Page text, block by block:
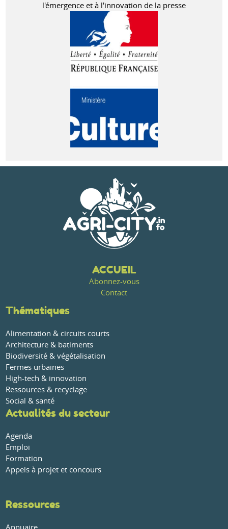
l'émergence et à l'innovation de la presse
ACCUEIL
Abonnez-vous
Contact
Thématiques
Alimentation & circuits courts
Architecture & batiments
Biodiversité & végétalisation
Fermes urbaines
High-tech & innovation
Ressources & recyclage
Social & santé
Actualités du secteur
Agenda
Emploi
Formation
Appels à projet et concours
Ressources